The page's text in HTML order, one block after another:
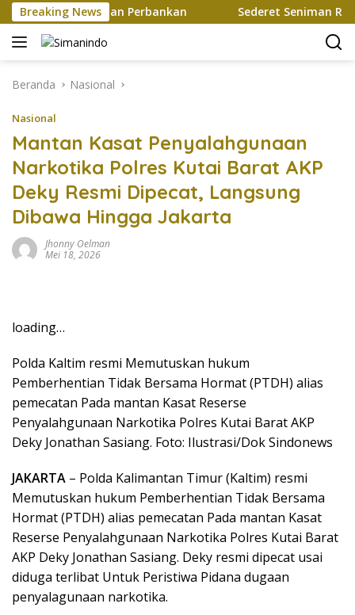
Langsung
ke
konten
Breaking News
Layanan Perbankan Sederet Seniman
Beranda Nasional
Nasional
Mantan Kasat Penyalahgunaan
Narkotika Polres Kutai Barat AKP
Deky Resmi Dipecat, Langsung
Dibawa Hingga Jakarta
Jhonny Oelman
Mei 18, 2026
loading…
Polda Kaltim resmi Memutuskan hukum
Pemberhentian Tidak Bersama Hormat (PTDH) alias
pemecatan Pada mantan Kasat Reserse
Penyalahgunaan Narkotika Polres Kutai Barat AKP
Deky Jonathan Sasiang. Foto: Ilustrasi/Dok Sindonews
JAKARTA – Polda Kalimantan Timur (Kaltim) resmi
Memutuskan hukum Pemberhentian Tidak Bersama
Hormat (PTDH) alias pemecatan Pada mantan Kasat
Reserse Penyalahgunaan Narkotika Polres Kutai Barat
AKP Deky Jonathan Sasiang. Deky resmi dipecat usai
diduga terlibat Untuk Peristiwa Pidana dugaan
penyalagunaan narkotika.